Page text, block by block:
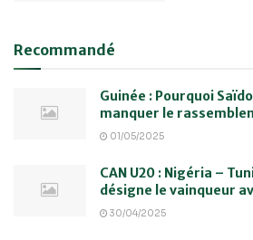
Recommandé
Guinée : Pourquoi
manquer le
01/05/2025
CAN U20 : Nigéria –
désigne le vainqueur
30/04/2025